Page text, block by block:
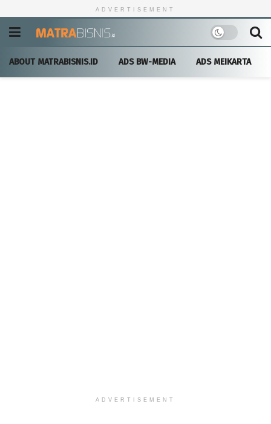
ADVERTISEMENT
ABOUT MATRABISNIS.ID ADS BW-MEDIA ADS MEIKARTA
ADVERTISEMENT